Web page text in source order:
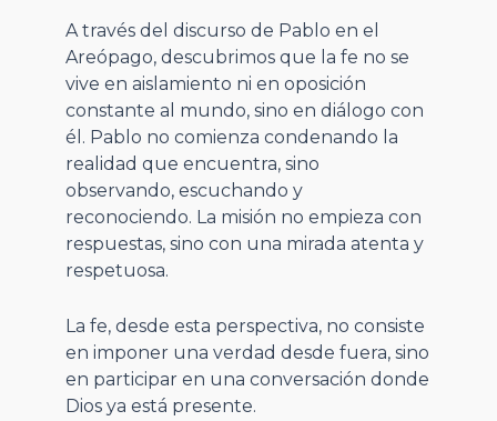
A través del discurso de Pablo en el
Areópago, descubrimos que la fe no se
vive en aislamiento ni en oposición
constante al mundo, sino en diálogo con
él. Pablo no comienza condenando la
realidad que encuentra, sino
observando, escuchando y
reconociendo. La misión no empieza con
respuestas, sino con una mirada atenta y
respetuosa.
La fe, desde esta perspectiva, no consiste
en imponer una verdad desde fuera, sino
en participar en una conversación donde
Dios ya está presente.